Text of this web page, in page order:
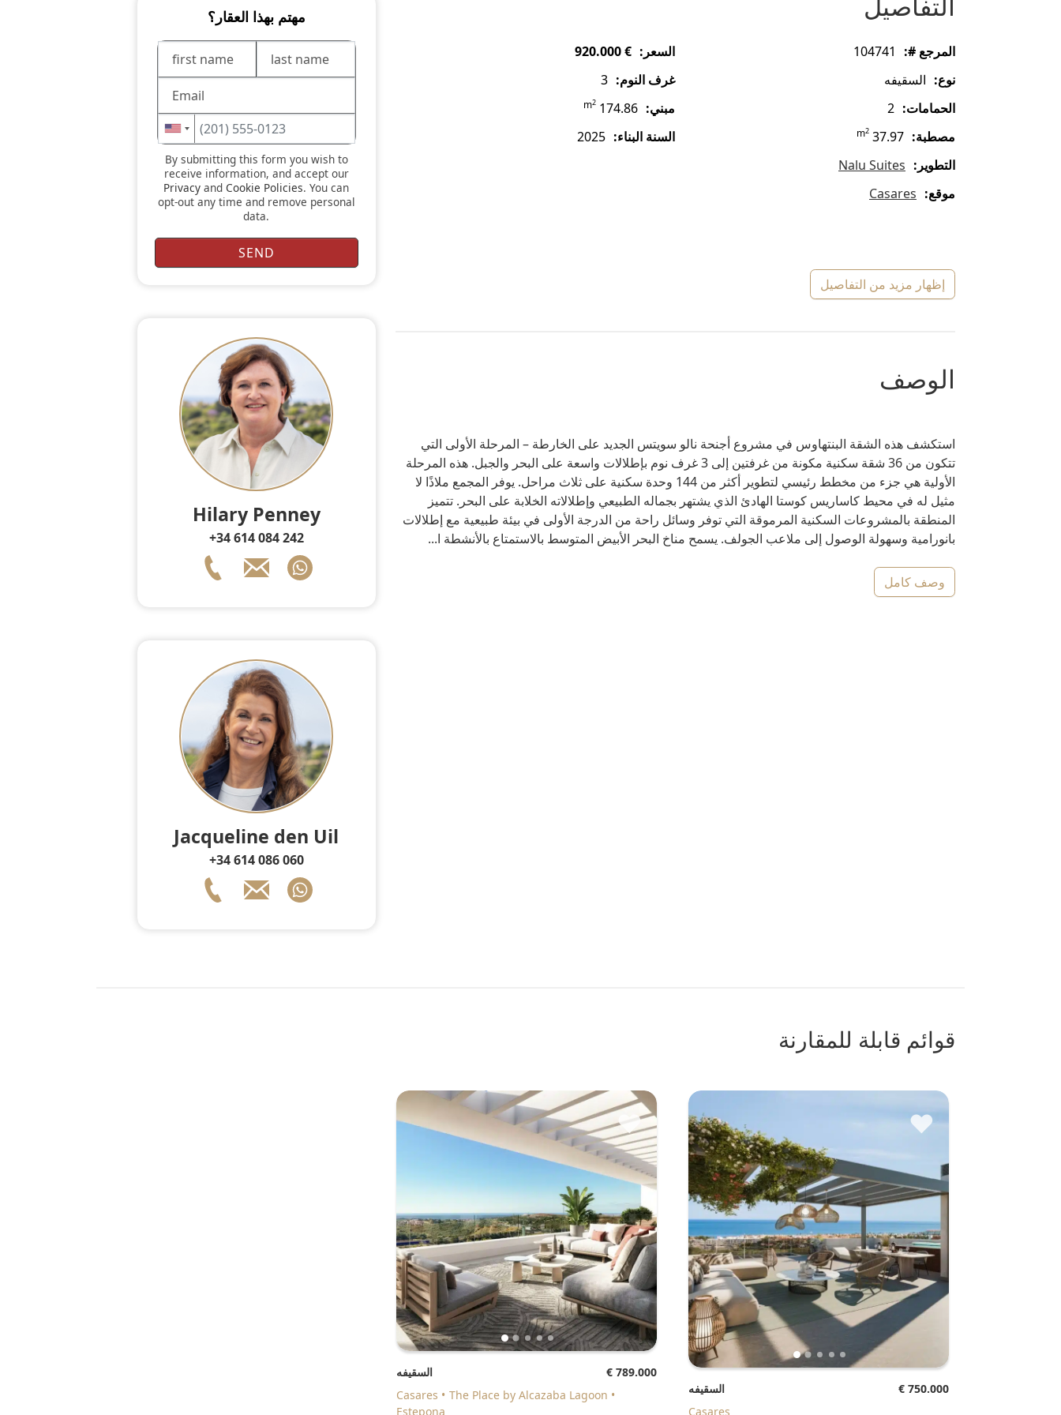
المرجع #: 104741 السعر: € 920.000
نوع: السقيفه غرف النوم: 3
الحمامات: 2 مبني: 174.86
m2
مصطبة: 37.97
m2 السنة البناء: 2025
التطوير: Nalu Suites
موقع: Casares
إظهار مزيد من التفاصيل
الوصف
استكشف هذه الشقة البنتهاوس في مشروع أجنحة نالو سويتس الجديد على الخارطة – المرحلة الأولى التي
تتكون من 36 شقة سكنية مكونة من غرفتين إلى 3 غرف نوم بإطلالات واسعة على البحر والجبل. هذه المرحلة
الأولية هي جزء من مخطط رئيسي لتطوير أكثر من 144 وحدة سكنية على ثلاث مراحل. يوفر المجمع ملاذًا لا
مثيل له في محيط كاساريس كوستا الهادئ الذي يشتهر بجماله الطبيعي وإطلالاته الخلابة على البحر. تتميز
المنطقة بالمشروعات السكنية المرموقة التي توفر وسائل راحة من الدرجة الأولى في بيئة طبيعية مع إطلالات
بانورامية وسهولة الوصول إلى ملاعب الجولف. يسمح مناخ البحر الأبيض المتوسط بالاستمتاع بالأنشطة ا...
وصف كامل
مهتم بهذا العقار؟
By submitting this form you wish to
receive information, and accept our
Privacy andCookie Policies. You can
opt-out any time and remove personal
data.
Hilary Penney
+34 614 084 242
Jacqueline den Uil
+34 614 086 060
قوائم قابلة للمقارنة
♥
السقيفه
€ 750.000
Casares
♥
السقيفه
€ 789.000
Casares
The Place by Alcazaba Lagoon
Estepona